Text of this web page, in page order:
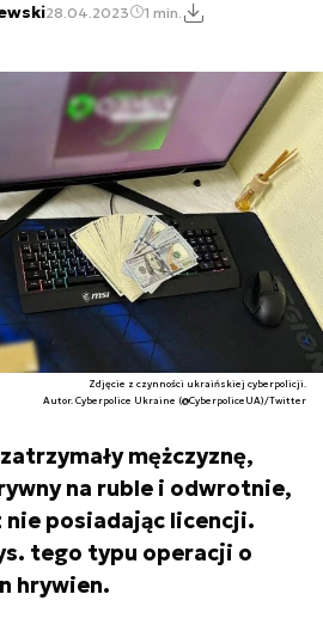
28.04.2023 1 min.
Zdjęcie z czynności ukraińskiej cyberpolicji.
Autor. Cyberpolice Ukraine (@CyberpoliceUA)/Twitter
mężczyznę,
na ruble i odwrotnie,
nie posiadając licencji.
tego typu operacji o
hrywien.